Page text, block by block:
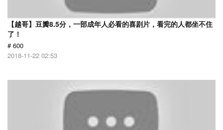
【越哥】豆瓣8.5分，一部成年人必看的喜剧片，看完的人都坐不住
了！
# 600
2018-11-22 02:53